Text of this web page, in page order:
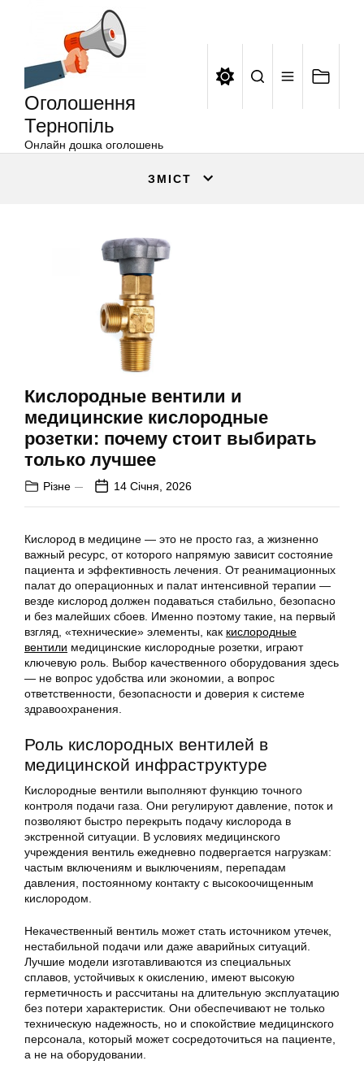
Оголошення
Тернопіль
Онлайн дошка оголошень
ЗМІСТ
Кислородные вентили и
медицинские кислородные
розетки: почему стоит выбирать
только лучшее
Різне 14 Січня, 2026
Кислород в медицине — это не просто газ, а жизненно
важный ресурс, от которого напрямую зависит состояние
пациента и эффективность лечения. От реанимационных
палат до операционных и палат интенсивной терапии —
везде кислород должен подаваться стабильно, безопасно
и без малейших сбоев. Именно поэтому такие, на первый
взгляд, «технические» элементы, как кислородные
вентили медицинские кислородные розетки, играют
ключевую роль. Выбор качественного оборудования здесь
— не вопрос удобства или экономии, а вопрос
ответственности, безопасности и доверия к системе
здравоохранения.
Роль кислородных вентилей в
медицинской инфраструктуре
Кислородные вентили выполняют функцию точного
контроля подачи газа. Они регулируют давление, поток и
позволяют быстро перекрыть подачу кислорода в
экстренной ситуации. В условиях медицинского
учреждения вентиль ежедневно подвергается нагрузкам:
частым включениям и выключениям, перепадам
давления, постоянному контакту с высокоочищенным
кислородом.
Некачественный вентиль может стать источником утечек,
нестабильной подачи или даже аварийных ситуаций.
Лучшие модели изготавливаются из специальных
сплавов, устойчивых к окислению, имеют высокую
герметичность и рассчитаны на длительную эксплуатацию
без потери характеристик. Они обеспечивают не только
техническую надежность, но и спокойствие медицинского
персонала, который может сосредоточиться на пациенте,
а не на оборудовании.